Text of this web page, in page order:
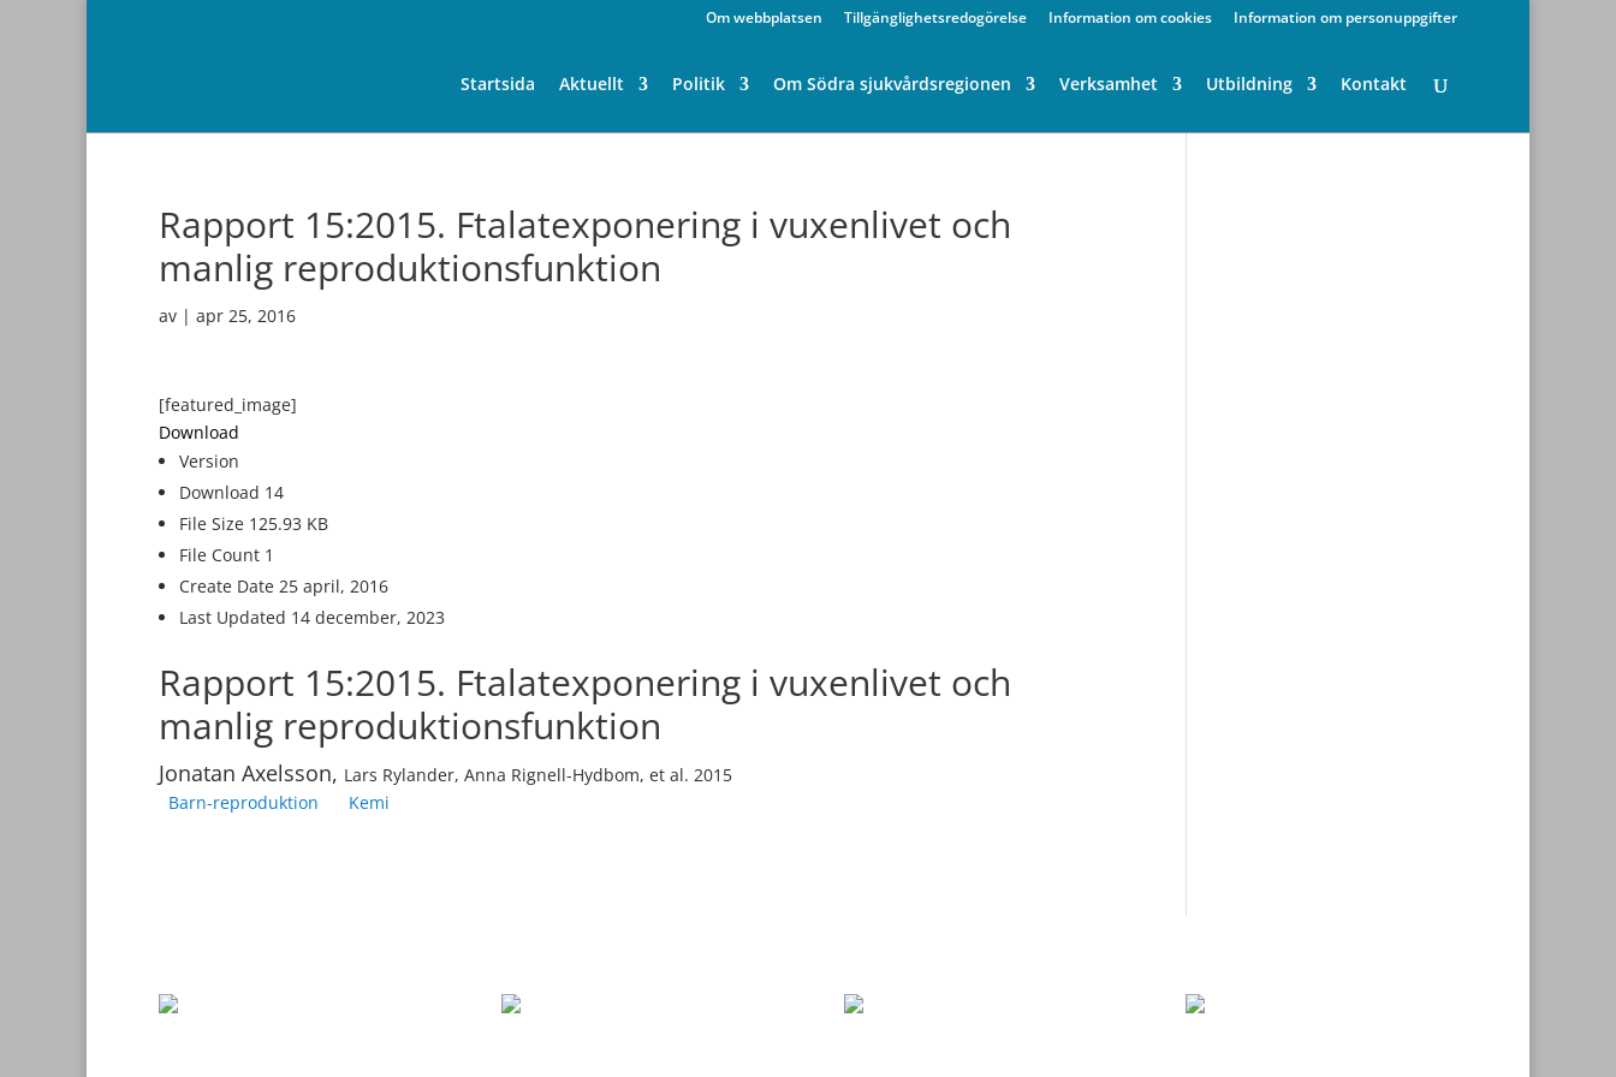
Om webbplatsen Tillgänglighetsredogörelse Information om cookies Information om personuppgifter
Startsida Aktuellt Politik Om Södra sjukvårdsregionen Verksamhet Utbildning Kontakt
Rapport 15:2015. Ftalatexponering i vuxenlivet och
manlig reproduktionsfunktion
av | apr 25, 2016
[featured_image]
Download
Version
Download 14
File Size 125.93 KB
File Count 1
Create Date 25 april, 2016
Last Updated 14 december, 2023
Rapport 15:2015. Ftalatexponering i vuxenlivet och
manlig reproduktionsfunktion
Jonatan Axelsson, Lars Rylander, Anna Rignell-Hydbom, et al. 2015
Barn-reproduktion
Kemi